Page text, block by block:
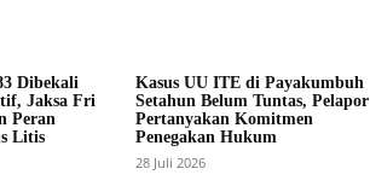
Dibekali
Jaksa Fri
Peran
Litis
Kasus UU ITE di Payakumbuh
Setahun Belum Tuntas, Pelapor
Pertanyakan Komitmen
Penegakan Hukum
28 Juli 2026